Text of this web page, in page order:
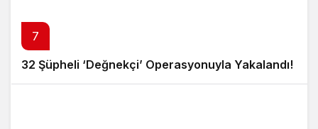
7
32 Şüpheli ‘Değnekçi’ Operasyonuyla Yakalandı!